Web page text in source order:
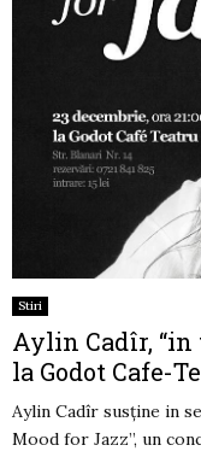
Stiri
Aylin Cadîr, “in
la Godot Cafe-
Aylin Cadîr susţine in
Mood for Jazz”, un